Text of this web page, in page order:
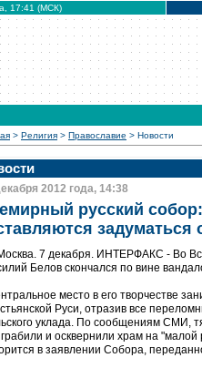
17:41 (МСК)
> Религия > Православие > Новости
2012 года, 14:38
русский
задуматься
7 декабря. ИНТЕРФАКС - Во
Белов скончался по вине
место в его творчестве
Руси, отразив все
уклада. По сообщениям СМИ,
и осквернили храм на
в заявлении Собора,